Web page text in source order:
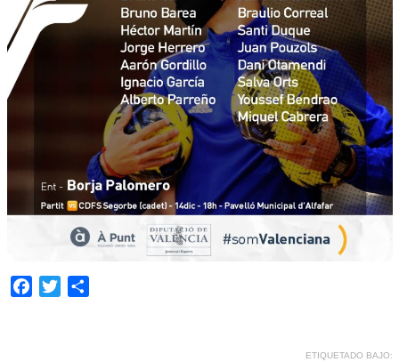
Facebook
Twitter
ETIQUETADO BAJO: